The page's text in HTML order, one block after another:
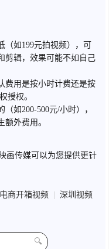
（如199元拍视频），可
剪辑，效果可能不如自己
费用是按小时计费还是按
授权。
如200-500元/小时），
外费用。
画传媒可以为您提供更针
电商开箱视频
深圳视频
🔍